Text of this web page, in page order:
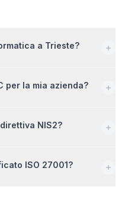
a Trieste?
per la mia azienda?
NIS2?
ISO 27001?